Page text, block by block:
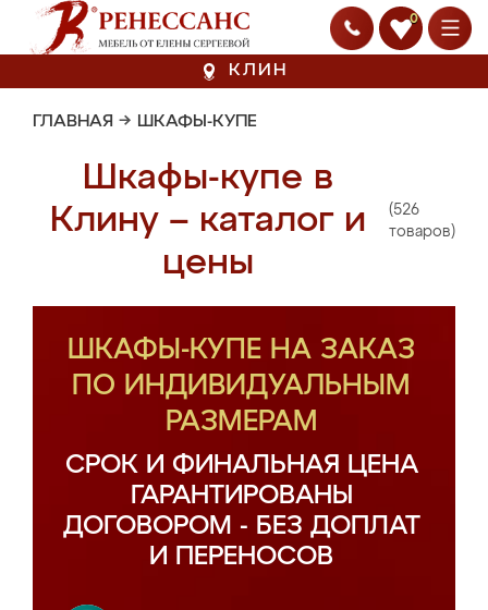
0
КЛИН
ГЛАВНАЯ → ШКАФЫ-КУПЕ
Шкафы-купе в
Клину – каталог и
цены
(526
товаров)
ШКАФЫ-КУПЕ НА ЗАКАЗ
ПО ИНДИВИДУАЛЬНЫМ
РАЗМЕРАМ
СРОК И ФИНАЛЬНАЯ ЦЕНА
ГАРАНТИРОВАНЫ
ДОГОВОРОМ - БЕЗ ДОПЛАТ
И ПЕРЕНОСОВ